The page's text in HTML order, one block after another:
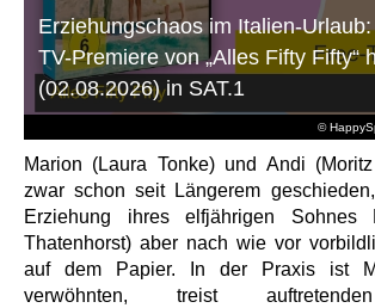
©
Erziehungschaos im Italien-
TV-Premiere von „Alles Fifty Fifty“
(02.08.2026) in SAT.1
Marion (Laura Tonke) und Andi
zwar schon seit Längerem
Erziehung ihres elfjährigen Sohnes
Thatenhorst) aber nach wie vor
auf dem Papier. In der Praxis ist
verwöhnten, treist